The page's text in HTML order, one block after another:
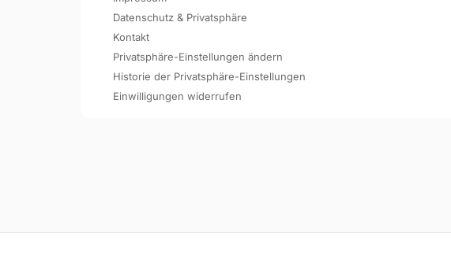
Datenschutz & Privatsphäre
Kontakt
Privatsphäre-Einstellungen ändern
Historie der Privatsphäre-Einstellungen
Einwilligungen widerrufen